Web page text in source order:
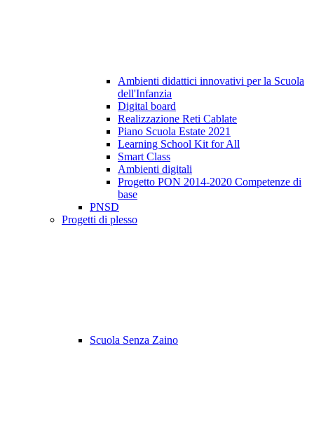
Ambienti didattici innovativi per la Scuola
dell'Infanzia
Digital board
Realizzazione Reti Cablate
Piano Scuola Estate 2021
Learning School Kit for All
Smart Class
Ambienti digitali
Progetto PON 2014-2020 Competenze di
base
PNSD
Progetti di plesso
Scuola Senza Zaino